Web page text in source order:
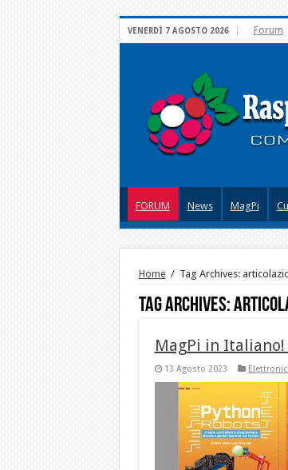
VENERDÌ 7 AGOSTO 2026 Forum
FORUM News MagPi
Home / Tag Archives:
Tag Archives:
MagPi in Italiano!
13 Agosto 2023